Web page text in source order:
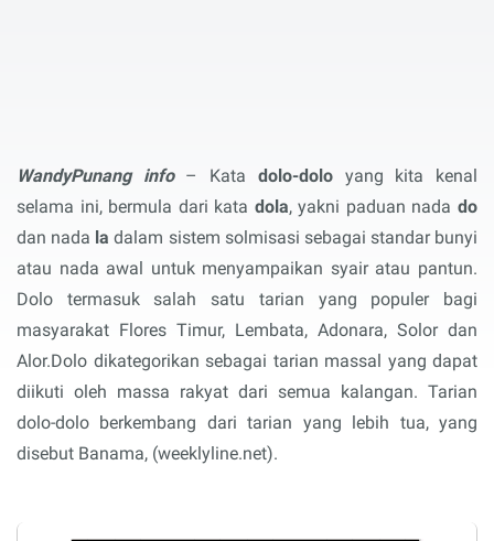
WandyPunang info– Kata dolo-doloyang kita kenal
selama ini, bermula dari kata dola, yakni paduan nadado
dan nada la dalam sistem solmisasi sebagai standar bunyi
atau nada awal untuk menyampaikan syair atau pantun.
Dolo termasuk salah satu tarian yang populer bagi
masyarakat Flores Timur, Lembata, Adonara, Solor dan
Alor.Dolo dikategorikan sebagai tarian massal yang dapat
diikuti oleh massa rakyat dari semua kalangan. Tarian
dolo-dolo berkembang dari tarian yang lebih tua, yang
disebut Banama, (weeklyline.net).